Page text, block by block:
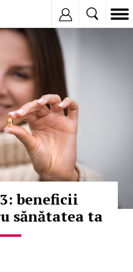
beneficii
sănătatea ta